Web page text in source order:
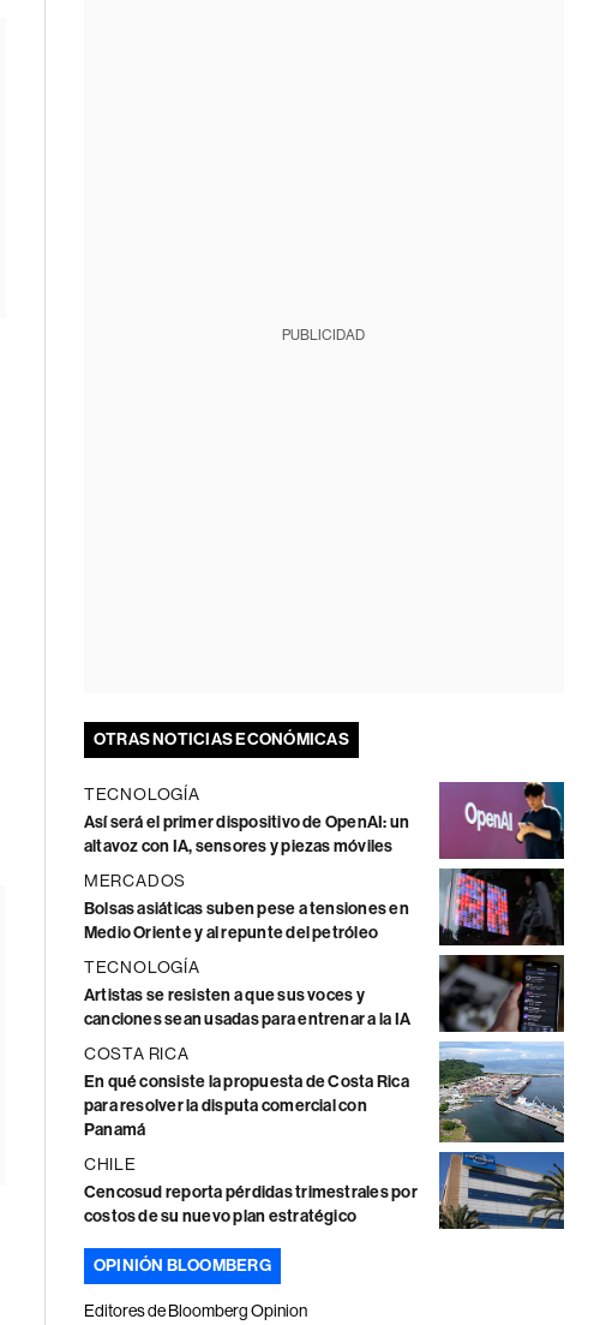
PUBLICIDAD
OTRAS NOTICIAS ECONÓMICAS
TECNOLOGÍA
Así será el primer dispositivo de OpenAI: un
altavoz con IA, sensores y piezas móviles
MERCADOS
Bolsas asiáticas suben pese a tensiones en
Medio Oriente y al repunte del petróleo
TECNOLOGÍA
Artistas se resisten a que sus voces y
canciones sean usadas para entrenar a la IA
COSTA RICA
En qué consiste la propuesta de Costa Rica
para resolver la disputa comercial con
Panamá
CHILE
Cencosud reporta pérdidas trimestrales por
costos de su nuevo plan estratégico
OPINIÓN BLOOMBERG
Editores de Bloomberg Opinion